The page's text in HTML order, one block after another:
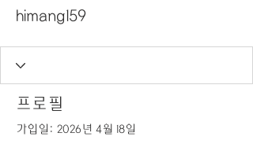
himang159
프로필
가입일: 2026년 4월 18일